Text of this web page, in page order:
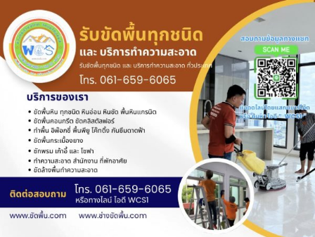
to
content
ขัดพื้นหินขัด อบต.แหลมบัวนครปฐม
ขัดพื้นหินอ่อน โทร.0616596065 ไลน์ WCS1